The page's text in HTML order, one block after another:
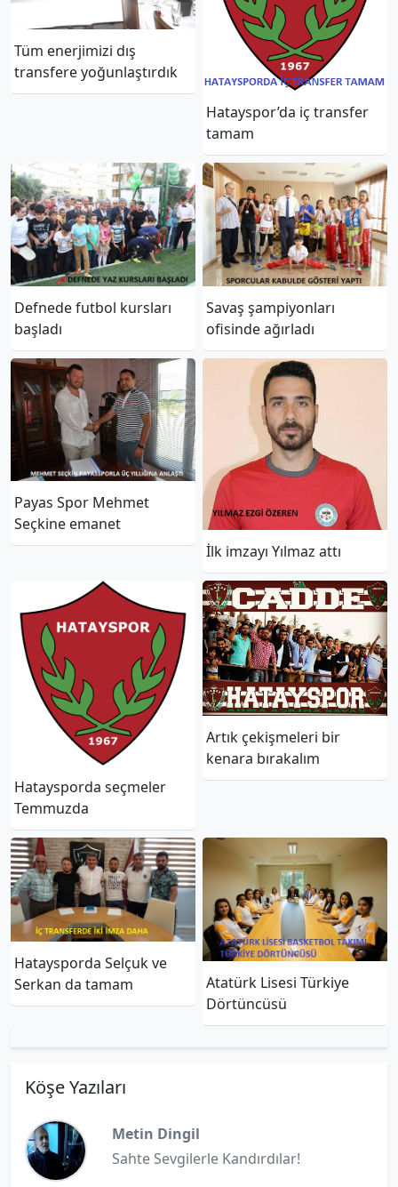
Tüm enerjimizi dış
transfere yoğunlaştırdık
Hatayspor’da iç transfer
tamam
Defnede futbol kursları
başladı
Savaş şampiyonları
ofisinde ağırladı
Payas Spor Mehmet
Seçkine emanet
İlk imzayı Yılmaz attı
Hataysporda seçmeler
Temmuzda
Artık çekişmeleri bir
kenara bırakalım
Hataysporda Selçuk ve
Serkan da tamam
Atatürk Lisesi Türkiye
Dörtüncüsü
Köşe Yazıları
Metin Dingil
Sahte Sevgilerle Kandırdılar!